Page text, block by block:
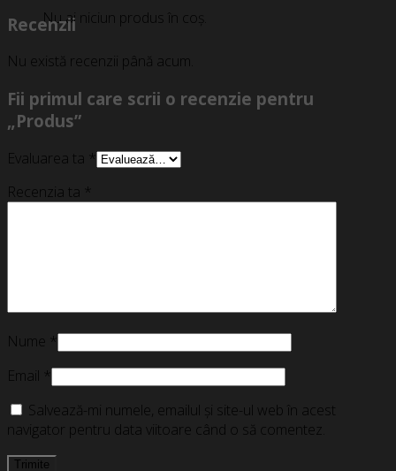
Nu ai niciun produs în coș.
Recenzii
Nu există recenzii până acum.
Fii primul care scrii o recenzie pentru
„Produs”
Evaluarea ta *
Recenzia ta *
Nume *
Email *
Salvează-mi numele, emailul și site-ul web în acest
navigator pentru data viitoare când o să comentez.